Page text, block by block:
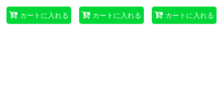
カートに入れる カートに入れる カートに入れる